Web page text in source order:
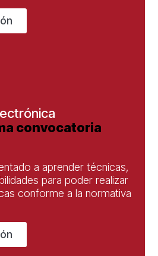
convocatoria
a aprender técnicas,
para poder realizar
conforme a la normativa